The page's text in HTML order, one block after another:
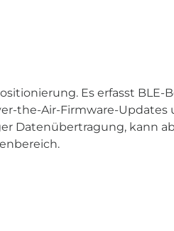
Es erfasst BLE-
the-Air-Firmware-
Datenübertragung, kann